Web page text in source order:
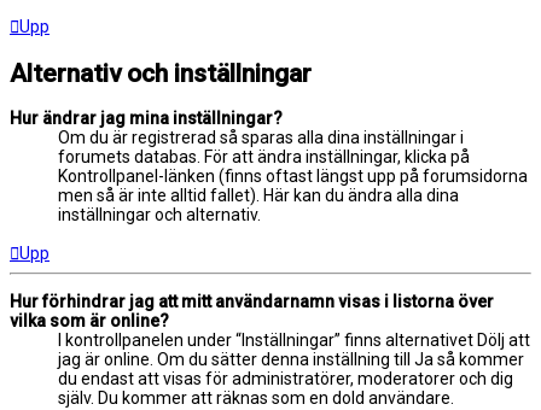
Upp
Alternativ och inställningar
Hur ändrar jag mina inställningar?
Om du är registrerad så sparas alla dina inställningar i
forumets databas. För att ändra inställningar, klicka på
Kontrollpanel-länken (finns oftast längst upp på forumsidorna
men så är inte alltid fallet). Här kan du ändra alla dina
inställningar och alternativ.
Upp
Hur förhindrar jag att mitt användarnamn visas i listorna över
vilka som är online?
I kontrollpanelen under “Inställningar” finns alternativet Dölj att
jag är online. Om du sätter denna inställning till Ja så kommer
du endast att visas för administratörer, moderatorer och dig
själv. Du kommer att räknas som en dold användare.